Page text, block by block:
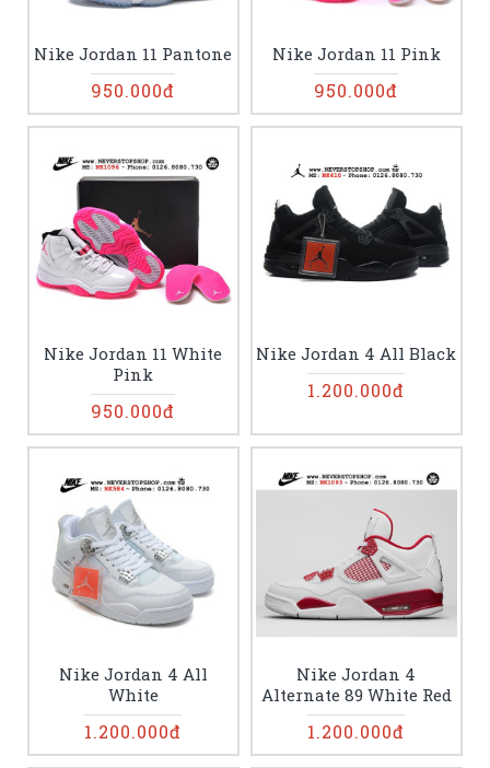
Nike Jordan 11 Pantone
950.000đ
Nike Jordan 11 Pink
950.000đ
Nike Jordan 11 White
Pink
950.000đ
Nike Jordan 4 All Black
1.200.000đ
Nike Jordan 4 All
White
1.200.000đ
Nike Jordan 4
Alternate 89 White Red
1.200.000đ